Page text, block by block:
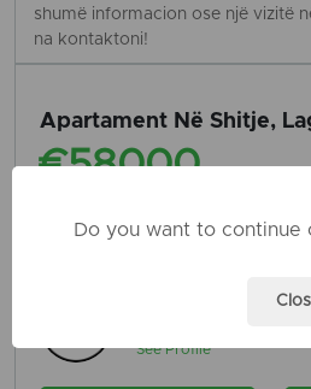
shumë informacion ose një vizitë
na kontaktoni!
Apartament Në Shitje,
€58000
See Profile
Do you want to continue